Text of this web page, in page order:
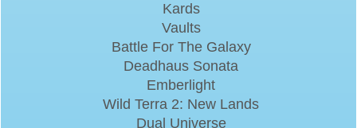
Kards
Vaults
Battle For The Galaxy
Deadhaus Sonata
Emberlight
Wild Terra 2: New Lands
Dual Universe